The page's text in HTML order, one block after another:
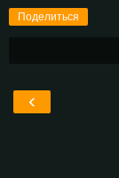
Поделиться
‹